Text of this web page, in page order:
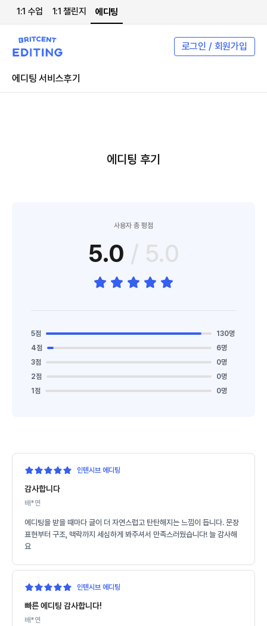
1:1 수업 1:1 챌린지 에디팅
로그인 / 회원가입
에디팅 서비스후기
에디팅 후기
사용자 총 평점
5.0 / 5.0
5점
130명
4점
6명
3점
0명
2점
0명
1점
0명
인텐시브 에디팅
감사합니다
배*연
에디팅을 받을 때마다 글이 더 자연스럽고 탄탄해지는 느낌이 듭니다. 문장
표현부터 구조, 맥락까지 세심하게 봐주셔서 만족스러웠습니다! 늘 감사해
요
인텐시브 에디팅
빠른 에디팅 감사합니다!
배*연